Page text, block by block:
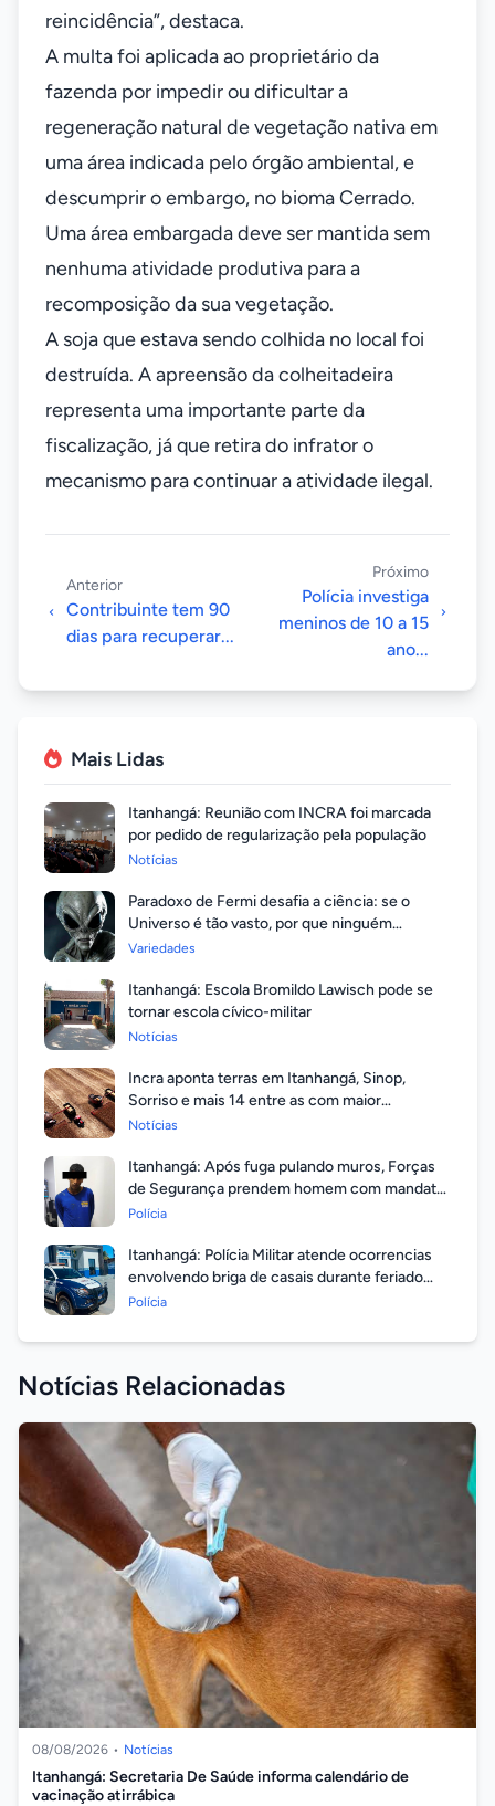
reincidência”, destaca.
A multa foi aplicada ao proprietário da
fazenda por impedir ou dificultar a
regeneração natural de vegetação nativa em
uma área indicada pelo órgão ambiental, e
descumprir o embargo, no bioma Cerrado.
Uma área embargada deve ser mantida sem
nenhuma atividade produtiva para a
recomposição da sua vegetação.
A soja que estava sendo colhida no local foi
destruída. A apreensão da colheitadeira
representa uma importante parte da
fiscalização, já que retira do infrator o
mecanismo para continuar a atividade ilegal.
Anterior
Contribuinte tem 90
dias para recuperar...
Próximo
Polícia investiga
meninos de 10 a 15
ano...
Mais Lidas
Itanhangá: Reunião com INCRA foi marcada
por pedido de regularização pela população
Notícias
Paradoxo de Fermi desafia a ciência: se o
Universo é tão vasto, por que ninguém
respondeu?
Variedades
Itanhangá: Escola Bromildo Lawisch pode se
tornar escola cívico-militar
Notícias
Incra aponta terras em Itanhangá, Sinop,
Sorriso e mais 14 entre as com maior
valorização
Notícias
Itanhangá: Após fuga pulando muros, Forças
de Segurança prendem homem com mandato
em aberto por homicídio
Polícia
Itanhangá: Polícia Militar atende ocorrencias
envolvendo briga de casais durante feriado
prolongado
Polícia
Notícias Relacionadas
08/08/2026 • Notícias
Itanhangá: Secretaria De Saúde informa calendário de
vacinação atirrábica